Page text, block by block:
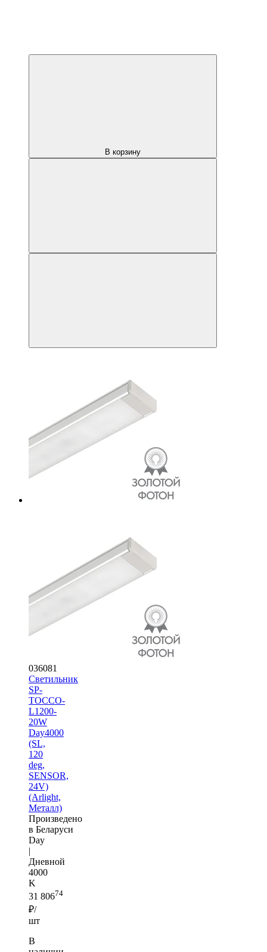
В корзину
036081
Светильник
SP-
TOCCO-
L1200-
20W
Day4000
(SL,
120
deg,
SENSOR,
24V)
(Arlight,
Металл)
Произведено
в Беларуси
Day
|
Дневной
4000
K
31 80674
₽/
шт
В